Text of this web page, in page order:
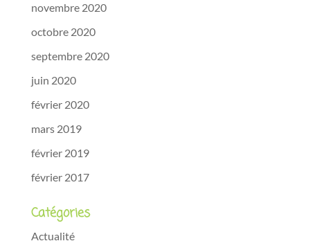
novembre 2020
octobre 2020
septembre 2020
juin 2020
février 2020
mars 2019
février 2019
février 2017
Catégories
Actualité